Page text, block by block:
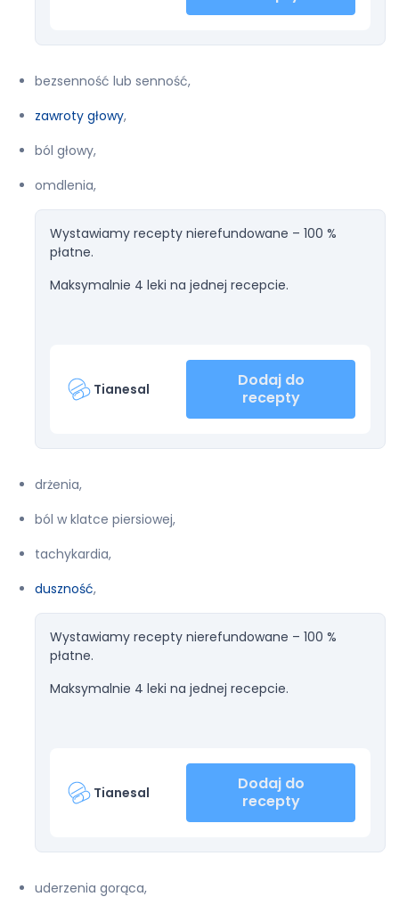
bezsenność lub senność,
zawroty głowy,
ból głowy,
omdlenia,
Wystawiamy recepty nierefundowane – 100 %
płatne.
Maksymalnie 4 leki na jednej recepcie.
Tianesal
Dodaj do
recepty
drżenia,
ból w klatce piersiowej,
tachykardia,
duszność,
Wystawiamy recepty nierefundowane – 100 %
płatne.
Maksymalnie 4 leki na jednej recepcie.
Tianesal
Dodaj do
recepty
uderzenia gorąca,